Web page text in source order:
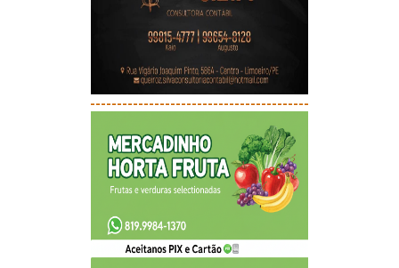
-----------------------------------------